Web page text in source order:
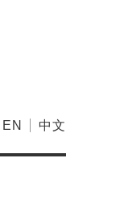
搜尋(開啟搜尋視窗)
EN 中文